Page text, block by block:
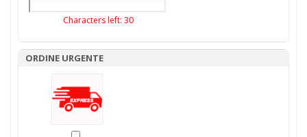
Characters left: 30
ORDINE URGENTE